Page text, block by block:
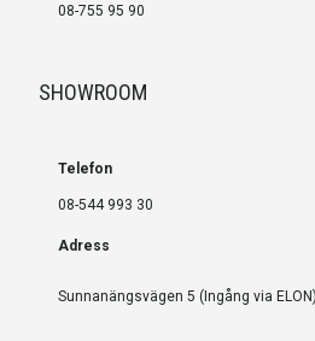
08-755 95 90
SHOWROOM
Telefon
08-544 993 30
Adress
Sunnanängsvägen 5 (Ingång via